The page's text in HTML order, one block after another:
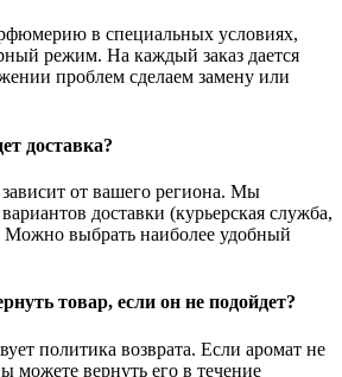
в специальных условиях,
режим. На каждый заказ дается
проблем сделаем замену или
доставка?
от вашего региона. Мы
доставки (курьерская служба,
выбрать наиболее удобный
товар, если он не подойдет?
политика возврата. Если аромат не
можете вернуть его в течение